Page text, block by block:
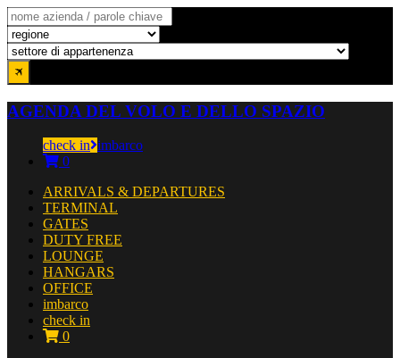
AGENDA DEL VOLO E DELLO SPAZIO
check in imbarco
0
ARRIVALS & DEPARTURES
TERMINAL
GATES
DUTY FREE
LOUNGE
HANGARS
OFFICE
imbarco
check in
0